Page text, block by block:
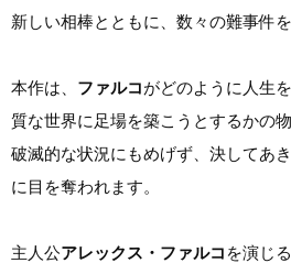
新しい相棒とともに、数々の難事件
本作は、 ファルコがどのように人生
質な世界に足場を築こうとするかの物
破滅的な状況にもめげず、決してあ
に目を奪われます。
主人公アレックス・ファルコ を演じ